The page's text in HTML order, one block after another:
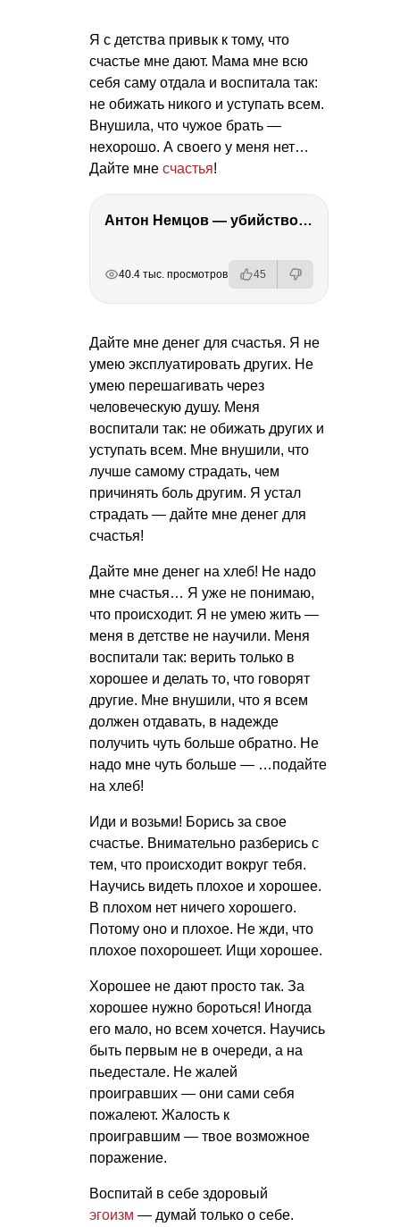
Я с детства привык к тому, что
счастье мне дают. Мама мне всю
себя саму отдала и воспитала так:
не обижать никого и уступать всем.
Внушила, что чужое брать —
нехорошо. А своего у меня нет…
Дайте мне счастья!
Антон Немцов — убийство Бориса Немцова, переезд в Дубай, семья и политика
40.4 тыс. просмотров 45
Дайте мне денег для счастья. Я не
умею эксплуатировать других. Не
умею перешагивать через
человеческую душу. Меня
воспитали так: не обижать других и
уступать всем. Мне внушили, что
лучше самому страдать, чем
причинять боль другим. Я устал
страдать — дайте мне денег для
счастья!
Дайте мне денег на хлеб! Не надо
мне счастья… Я уже не понимаю,
что происходит. Я не умею жить —
меня в детстве не научили. Меня
воспитали так: верить только в
хорошее и делать то, что говорят
другие. Мне внушили, что я всем
должен отдавать, в надежде
получить чуть больше обратно. Не
надо мне чуть больше — …подайте
на хлеб!
Иди и возьми! Борись за свое
счастье. Внимательно разберись с
тем, что происходит вокруг тебя.
Научись видеть плохое и хорошее.
В плохом нет ничего хорошего.
Потому оно и плохое. Не жди, что
плохое похорошеет. Ищи хорошее.
Хорошее не дают просто так. За
хорошее нужно бороться! Иногда
его мало, но всем хочется. Научись
быть первым не в очереди, а на
пьедестале. Не жалей
проигравших — они сами себя
пожалеют. Жалость к
проигравшим — твое возможное
поражение.
Воспитай в себе здоровый
эгоизм — думай только о себе.